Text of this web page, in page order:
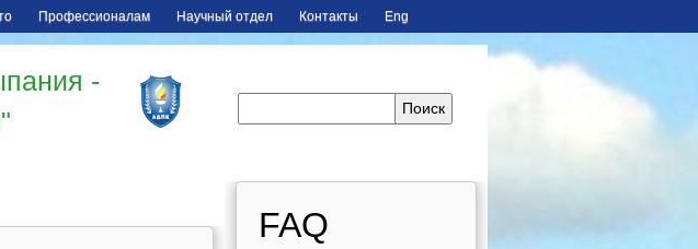
Профессионалам Научный отдел Контакты Eng
-
FAQ